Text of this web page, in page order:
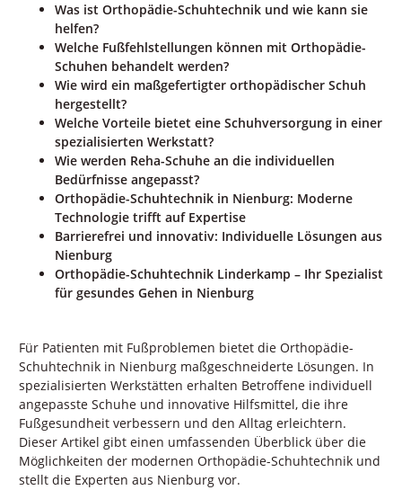
Was ist Orthopädie-Schuhtechnik und wie kann sie
helfen?
Welche Fußfehlstellungen können mit Orthopädie-
Schuhen behandelt werden?
Wie wird ein maßgefertigter orthopädischer Schuh
hergestellt?
Welche Vorteile bietet eine Schuhversorgung in einer
spezialisierten Werkstatt?
Wie werden Reha-Schuhe an die individuellen
Bedürfnisse angepasst?
Orthopädie-Schuhtechnik in Nienburg: Moderne
Technologie trifft auf Expertise
Barrierefrei und innovativ: Individuelle Lösungen aus
Nienburg
Orthopädie-Schuhtechnik Linderkamp – Ihr Spezialist
für gesundes Gehen in Nienburg
Für Patienten mit Fußproblemen bietet die Orthopädie-
Schuhtechnik in Nienburg maßgeschneiderte Lösungen. In
spezialisierten Werkstätten erhalten Betroffene individuell
angepasste Schuhe und innovative Hilfsmittel, die ihre
Fußgesundheit verbessern und den Alltag erleichtern.
Dieser Artikel gibt einen umfassenden Überblick über die
Möglichkeiten der modernen Orthopädie-Schuhtechnik und
stellt die Experten aus Nienburg vor.